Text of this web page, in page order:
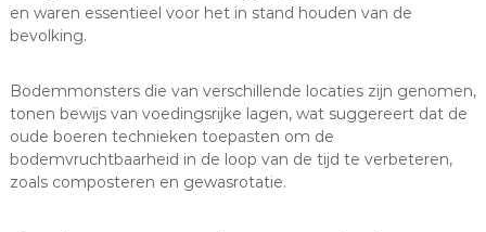
en waren essentieel voor het in stand houden van de
bevolking.
Bodemmonsters die van verschillende locaties zijn genomen,
tonen bewijs van voedingsrijke lagen, wat suggereert dat de
oude boeren technieken toepasten om de
bodemvruchtbaarheid in de loop van de tijd te verbeteren,
zoals composteren en gewasrotatie.